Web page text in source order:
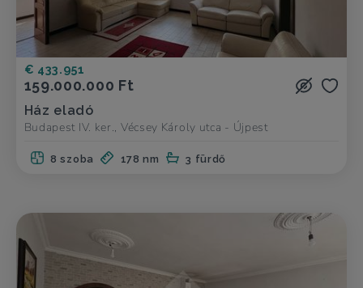
€ 433.951
159.000.000 Ft
Ház eladó
Budapest IV. ker., Vécsey Károly utca - Újpest
8 szoba 178 nm 3 fürdő